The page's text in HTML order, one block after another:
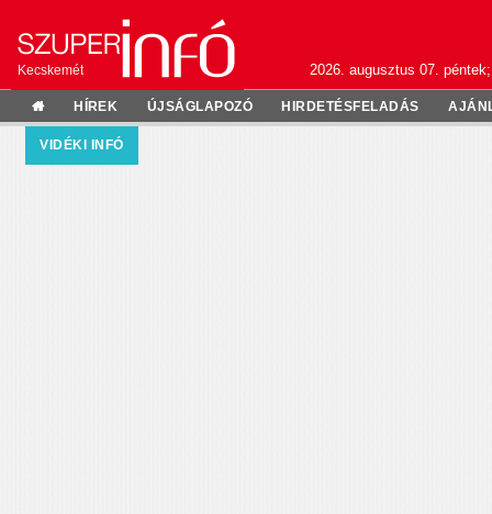
Kecskemét 2026. augusztus 07.
HÍREK ÚJSÁGLAPOZÓ HIRDETÉSFELADÁS
VIDÉKI INFÓ